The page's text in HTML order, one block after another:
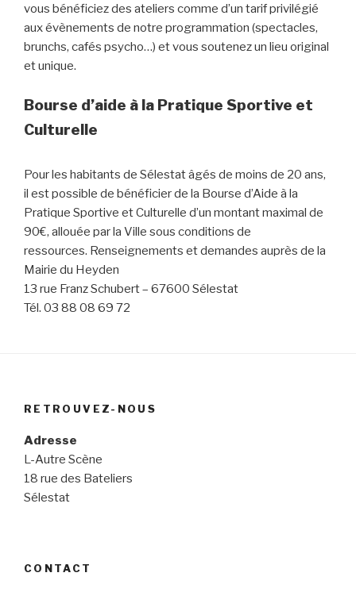
vous bénéficiez des ateliers comme d’un tarif privilégié
aux évènements de notre programmation (spectacles,
brunchs, cafés psycho…) et vous soutenez un lieu original
et unique.
Bourse d’aide à la Pratique Sportive et
Culturelle
Pour les habitants de Sélestat âgés de moins de 20 ans,
il est possible de bénéficier de la Bourse d’Aide à la
Pratique Sportive et Culturelle d’un montant maximal de
90€, allouée par la Ville sous conditions de
ressources. Renseignements et demandes auprès de la
Mairie du Heyden
13 rue Franz Schubert – 67600 Sélestat
Tél. 03 88 08 69 72
RETROUVEZ-NOUS
Adresse
L-Autre Scène
18 rue des Bateliers
Sélestat
CONTACT